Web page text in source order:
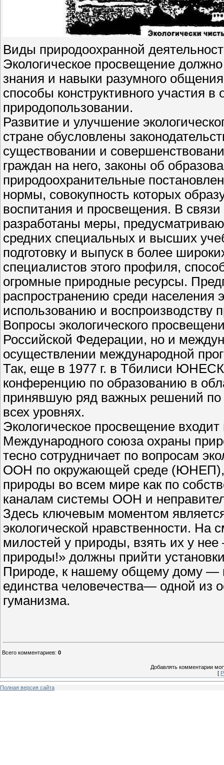
Виды природоохранной
Экологическое просвещение
знания и навыки разумного
способы конструктивного участия
природопользовании.
Развитие и улучшение
стране обусловлены
существовании и
граждан на него, законы об
природоохранительные
нормы, совокупность которых
воспитания и просвещения. В
разработаны меры,
средних специальных и высших
подготовку и выпуск в более
специалистов этого профиля,
огромные природные ресурсы.
распространению среди населения
использованию и воспроизводству
Вопросы экологического
Российской Федерации, но и
осуществлении международной
Так, еще в 1977 г. в Тбилиси
конференцию по образованию в
принявшую ряд важных решений
всех уровнях.
Экологическое просвещение
Международного союза охраны
тесно сотрудничает по вопросам
ООН по окружающей среде (ЮНЕП),
природы во всем мире как по
каналам системы ООН и
Здесь ключевым моментом
экологической нравственности.
милостей у природы, взять их у
природы!» должны прийти
Природе, к нашему общему дому —
единства человечества— одной из
гуманизма.
Всего комментариев: 0
Добавлять комментарии
[
Полная версия сайта